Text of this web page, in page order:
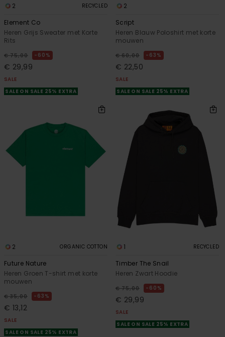
2 RECYCLED
Element Co
Heren Grijs Sweater met Korte
Rits
€ 75,00 60%
€ 29,99
SALE
SALE ON SALE 25% EXTRA
2
Script
Heren Blauw Poloshirt met korte
mouwen
€ 60,00 63%
€ 22,50
SALE
SALE ON SALE 25% EXTRA
2 ORGANIC COTTON
Future Nature
Heren Groen T-shirt met korte
mouwen
€ 35,00 63%
€ 13,12
SALE
SALE ON SALE 25% EXTRA
1 RECYCLED
Timber The Snail
Heren Zwart Hoodie
€ 75,00 60%
€ 29,99
SALE
SALE ON SALE 25% EXTRA